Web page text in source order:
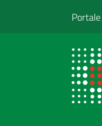
Vai al contenuto
Vai alla